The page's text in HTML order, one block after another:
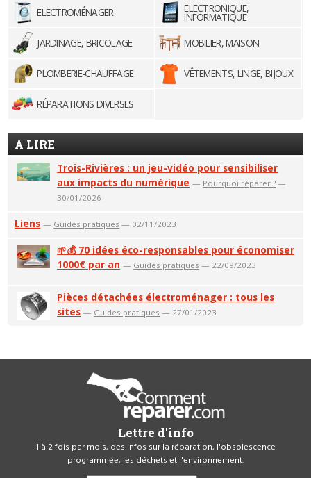
ELECTROMÉNAGER ELECTRONIQUE,
INFORMATIQUE
JARDINAGE, BRICOLAGE
MOBILIER, MAISON
PLOMBERIE-CHAUFFAGE VÊTEMENTS, LINGE, BIJOUX
RÉPARATIONS DIVERSES
A LIRE
Trois-Rivières : un jeu-vidéo pour sensibiliser
aux impacts du numérique — Pourquoi réparer ? —
30/01/2026
Liens — Guides pratiques — 02/11/2023
🌱💰 70 idées éco-responsables pour économiser
1000€ par an — Guides pratiques — 22/09/2023
Pièces détachées électroménager : tous les
sites — Guides pratiques — 27/01/2023
Lettre d'info
1 à 2 fois par mois, des infos sur la réparation, l'obsolescence
programmée, les déchets et l'environnement.